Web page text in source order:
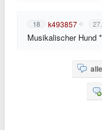
18 k493857
Musikalischer Hund